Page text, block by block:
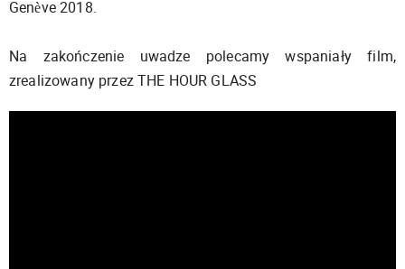
Genève 2018.
Na zakończenie uwadze polecamy wspaniały film,
zrealizowany przez THE HOUR GLASS